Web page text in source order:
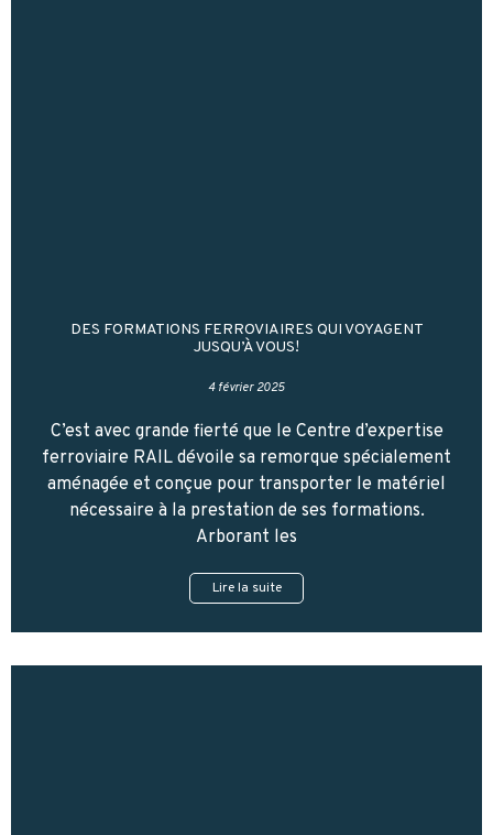
DES FORMATIONS FERROVIAIRES QUI VOYAGENT
JUSQU’À VOUS!
4 février 2025
C’est avec grande fierté que le Centre d’expertise
ferroviaire RAIL dévoile sa remorque spécialement
aménagée et conçue pour transporter le matériel
nécessaire à la prestation de ses formations.
Arborant les
Lire la suite